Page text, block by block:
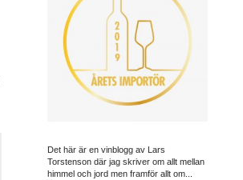
Det här är en vinblogg av Lars
Torstenson där jag skriver om allt mellan
himmel och jord men framför allt om...